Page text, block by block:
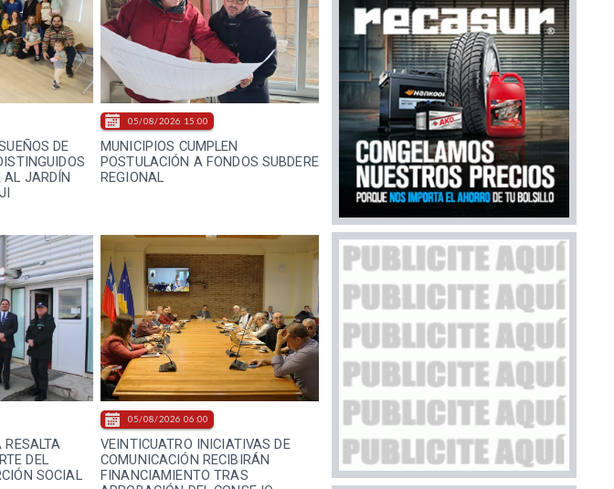
DE
AL JARDÍN
MUNICIPIOS CUMPLEN
POSTULACIÓN A FONDOS SUBDERE
REGIONAL
05/08/2026 15:00
RESALTA
DEL
SOCIAL
VEINTICUATRO INICIATIVAS DE
COMUNICACIÓN RECIBIRÁN
FINANCIAMIENTO TRAS
05/08/2026 06:00